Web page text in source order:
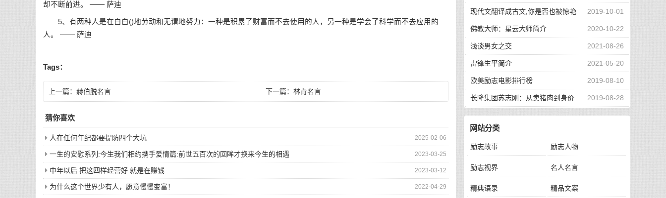
却不断前进。 —— 萨迪
5、有两种人是在白白()地劳动和无谓地努力：一种是积累了财富而不去使用的人，另一种是学会了科学而不去应用的
人。 —— 萨迪
Tags：
上一篇： 赫伯脱名言 下一篇：林肯名言
猜你喜欢
2025-02-06
人在任何年纪都要提防四个大坑
2023-03-25
一生的安慰系列:今生我们相约携手爱情篇:前世五百次的回眸才换来今生的相遇
2023-03-12
中年以后 把这四样经营好 就是在赚钱
2022-04-29
为什么这个世界少有人，愿意慢慢变富！
2019-10-01
现代文翻译成古文,你是否也被惊艳
到了 2020-10-22
佛教大师：星云大师简介
2021-08-26
浅谈男女之交
2021-05-20
雷锋生平简介
2019-08-10
欧美励志电影排行榜
2019-08-28
长隆集团苏志刚：从卖猪肉到身价
130亿，他的秘诀是？
网站分类
励志故事 励志人物
励志视界 名人名言
精典语录 精品文案